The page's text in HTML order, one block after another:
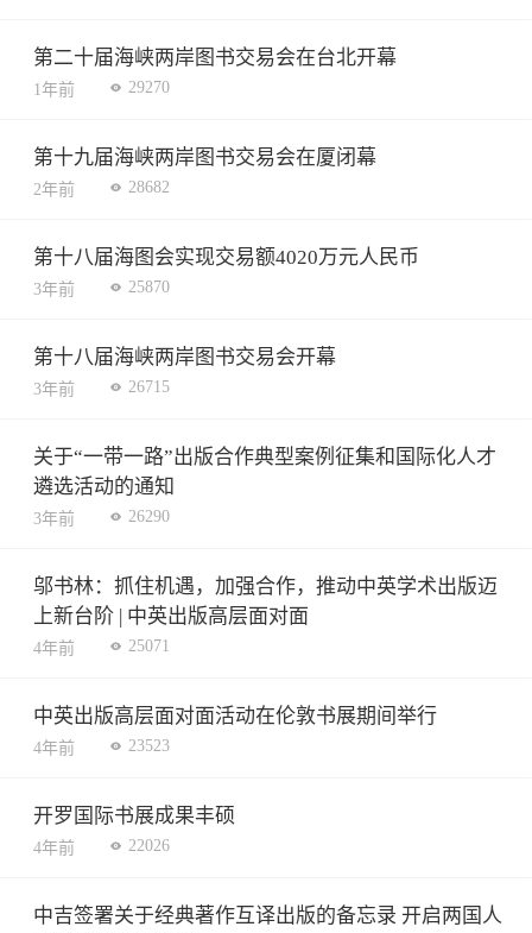
第二十届海峡两岸图书交易会在台北开幕
1年前 29270
第十九届海峡两岸图书交易会在厦闭幕
2年前 28682
第十八届海图会实现交易额4020万元人民币
3年前 25870
第十八届海峡两岸图书交易会开幕
3年前 26715
关于“一带一路”出版合作典型案例征集和国际化人才
遴选活动的通知
3年前 26290
邬书林：抓住机遇，加强合作，推动中英学术出版迈
上新台阶 | 中英出版高层面对面
4年前 25071
中英出版高层面对面活动在伦敦书展期间举行
4年前 23523
开罗国际书展成果丰硕
4年前 22026
中吉签署关于经典著作互译出版的备忘录 开启两国人